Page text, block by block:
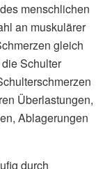
menschlichen
an muskulärer
gleich
Schulter
Überlastungen,
Ablagerungen
durch